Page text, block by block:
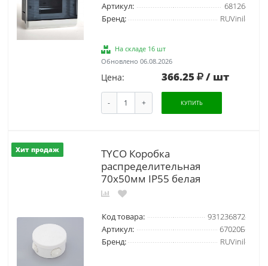
Артикул:
68126
Бренд:
RUVinil
На складе 16 шт
Обновлено 06.08.2026
Цена: 366.25 / шт
- + КУПИТЬ
Хит продаж
TYCO Коробка
распределительная
70х50мм IP55 белая
Код товара:
931236872
Артикул:
67020Б
Бренд:
RUVinil